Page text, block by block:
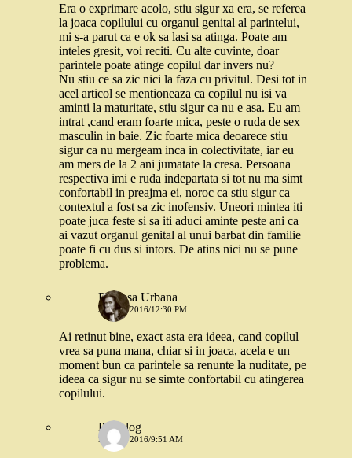
Era o exprimare acolo, stiu sigur xa era, se referea
la joaca copilului cu organul genital al parintelui,
mi s-a parut ca e ok sa lasi sa atinga. Poate am
inteles gresit, voi reciti. Cu alte cuvinte, doar
parintele poate atinge copilul dar invers nu?
Nu stiu ce sa zic nici la faza cu privitul. Desi tot in
acel articol se mentioneaza ca copilul nu isi va
aminti la maturitate, stiu sigur ca nu e asa. Eu am
intrat ,cand eram foarte mica, peste o ruda de sex
masculin in baie. Zic foarte mica deoarece stiu
sigur ca nu mergeam inca in colectivitate, iar eu
am mers de la 2 ani jumatate la cresa. Persoana
respectiva imi e ruda indepartata si tot nu ma simt
confortabil in preajma ei, noroc ca stiu sigur ca
contextul a fost sa zic inofensiv. Uneori mintea iti
poate juca feste si sa iti aduci aminte peste ani ca
ai vazut organul genital al unui barbat din familie
poate fi cu dus si intors. De atins nici nu se pune
problema.
Printesa Urbana
31 MAI 2016/12:30 PM
Ai retinut bine, exact asta era ideea, cand copilul
vrea sa puna mana, chiar si in joaca, acela e un
moment bun ca parintele sa renunte la nuditate, pe
ideea ca sigur nu se simte confortabil cu atingerea
copilului.
Psiholog
31 MAI 2016/9:51 AM